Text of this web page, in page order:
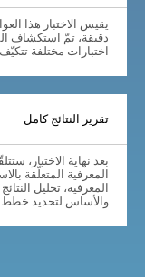
دقيقة، تمّ استكشاف
اختبارات مختلفة
تقرير النتائج كامل
بعد نهاية الاختبار،
المعرفية المتعلّقة
المعرفية، تحليل
والأساس لتحديد خطط